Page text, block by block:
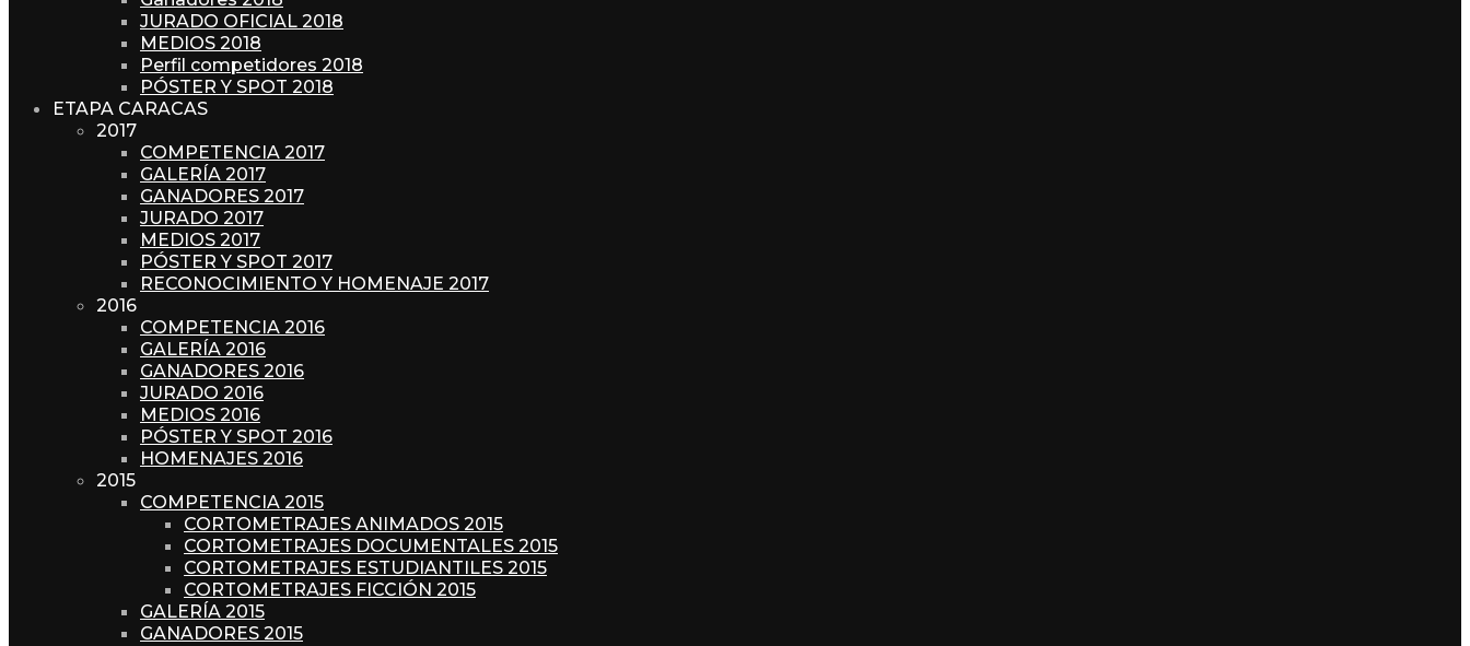
JURADO OFICIAL 2018
MEDIOS 2018
Perfil competidores 2018
PÓSTER Y SPOT 2018
ETAPA CARACAS
2017
COMPETENCIA 2017
GALERÍA 2017
GANADORES 2017
JURADO 2017
MEDIOS 2017
PÓSTER Y SPOT 2017
RECONOCIMIENTO Y HOMENAJE 2017
2016
COMPETENCIA 2016
GALERÍA 2016
GANADORES 2016
JURADO 2016
MEDIOS 2016
PÓSTER Y SPOT 2016
HOMENAJES 2016
2015
COMPETENCIA 2015
CORTOMETRAJES ANIMADOS 2015
CORTOMETRAJES DOCUMENTALES 2015
CORTOMETRAJES ESTUDIANTILES 2015
CORTOMETRAJES FICCIÓN 2015
GALERÍA 2015
GANADORES 2015